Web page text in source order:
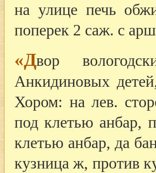
на улице печь
поперек 2 саж. с
«Двор
Анкидиновых
Хором: на лев.
под клетью анбар,
клетью анбар, да
кузница ж, против